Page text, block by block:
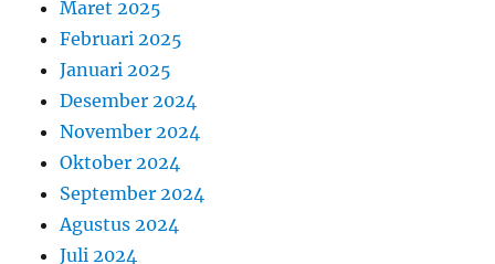
Maret 2025
Februari 2025
Januari 2025
Desember 2024
November 2024
Oktober 2024
September 2024
Agustus 2024
Juli 2024